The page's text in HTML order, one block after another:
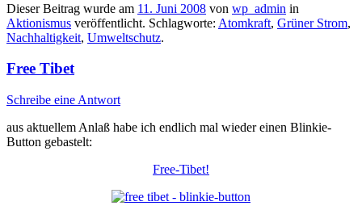
Dieser Beitrag wurde am 11. Juni 2008 von wp_admin in
Aktionismus veröffentlicht. Schlagworte: Atomkraft, Grüner Strom,
Nachhaltigkeit, Umweltschutz.
Free Tibet
Schreibe eine Antwort
aus aktuellem Anlaß habe ich endlich mal wieder einen Blinkie-
Button gebastelt:
Free-Tibet!